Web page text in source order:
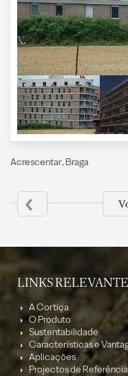
Acrescentar, Braga
‹
LINKS
A Cortiça
O Produto
Sustentabilidade
Características e
Aplicações
Projectos de Referência